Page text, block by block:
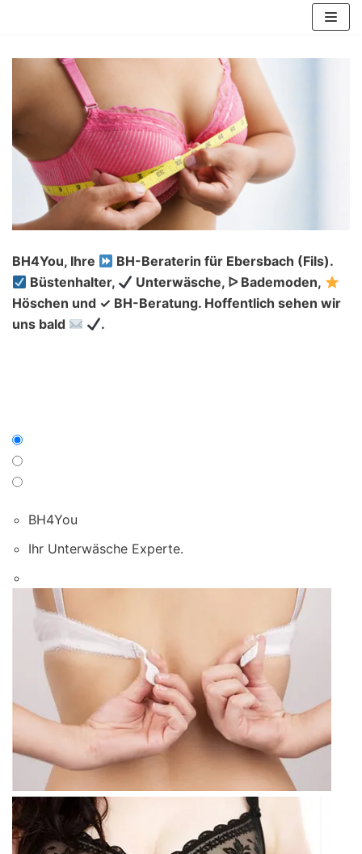
springen
BH4You, Ihre
BH-Beraterin für Ebersbach (Fils).
Büstenhalter,
Unterwäsche, ᐅ Bademoden,
Höschen und ✓ BH-Beratung. Hoffentlich sehen wir
uns bald
.
BH4You
Ihr Unterwäsche Experte.